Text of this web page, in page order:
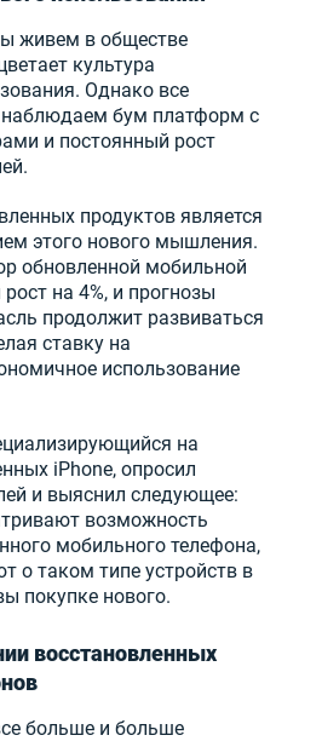
живем в обществе
культура
Однако все
бум платформ с
и постоянный рост
продуктов является
этого нового мышления.
обновленной мобильной
на 4%, и прогнозы
продолжит развиваться
ставку на
использование
на
iPhone, опросил
и выяснил следующее:
возможность
мобильного телефона,
о таком типе устройств в
покупке нового.
восстановленных
больше и больше